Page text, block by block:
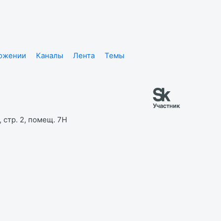
Каналы Лента
Темы
стр. 2, помещ. 7Н